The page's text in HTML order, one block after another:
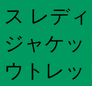
ス レデ
ジャケッ
ウトレ